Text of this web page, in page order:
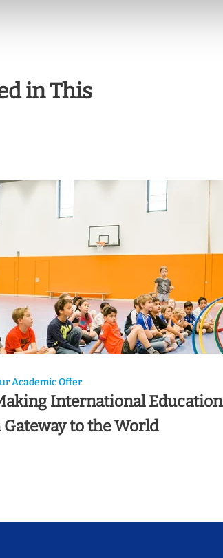
in This
Academic Offer
International Education
Gateway to the World